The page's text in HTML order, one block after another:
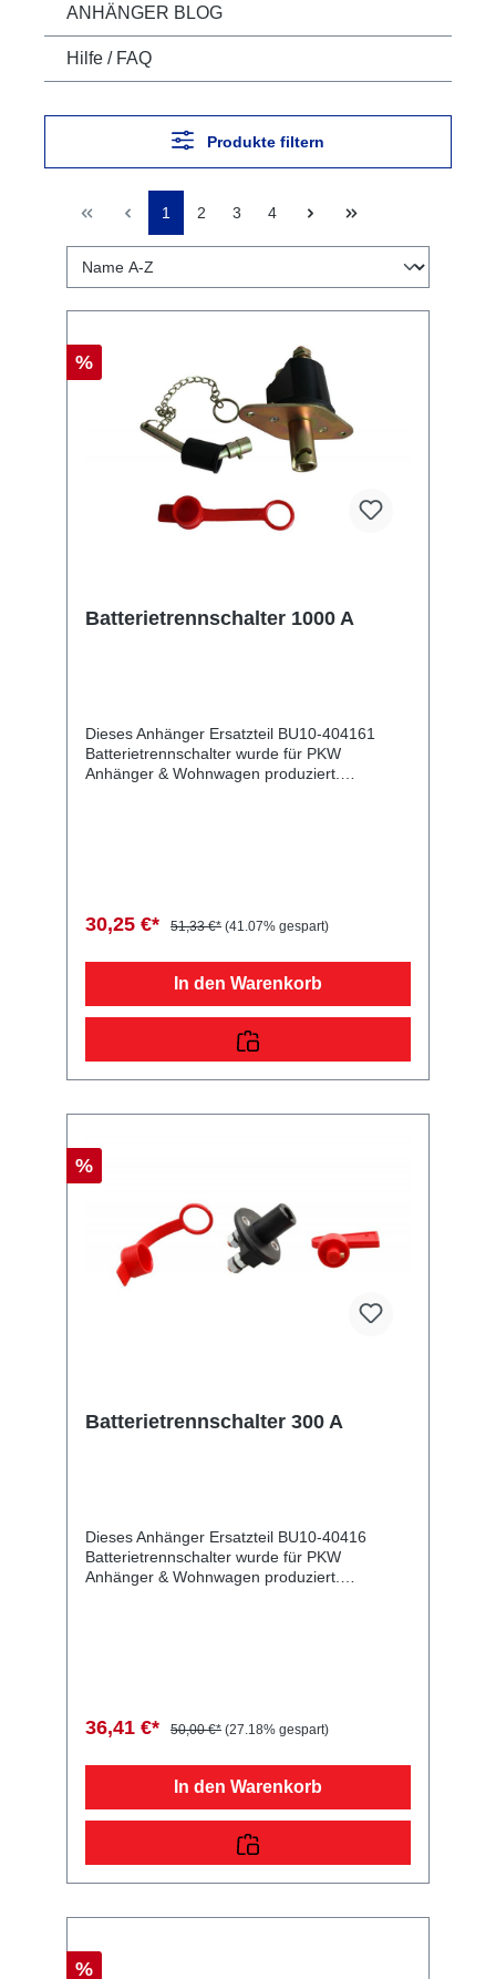
ANHÄNGER BLOG
Hilfe / FAQ
Produkte filtern
1 2 3 4
%
Batterietrennschalter 1000 A
Dieses Anhänger Ersatzteil BU10-404161
Batterietrennschalter wurde für PKW
Anhänger & Wohnwagen produziert.
30,25 €* 51,33 €* (41.07% gespart)
In den Warenkorb
%
Batterietrennschalter 300 A
Dieses Anhänger Ersatzteil BU10-40416
Batterietrennschalter wurde für PKW
Anhänger & Wohnwagen produziert.
36,41 €* 50,00 €* (27.18% gespart)
In den Warenkorb
%